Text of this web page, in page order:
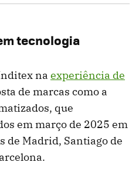
tecnologia
na experiência de
de marcas como a
que
em março de 2025 em
de Madrid, Santiago de